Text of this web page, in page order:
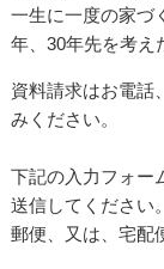
一生に一度の家づ
年、30年先を考え
資料請求はお電話
みください。
下記の入力フォー
送信してください。
郵便、又は、宅配